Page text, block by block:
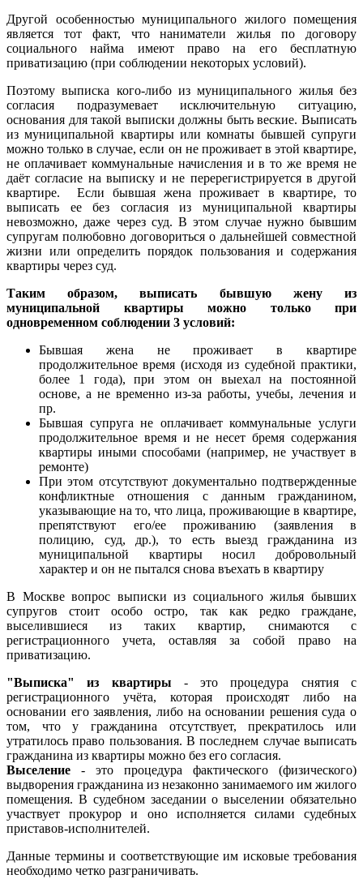
Другой особенностью муниципального жилого помещения
является тот факт, что наниматели жилья по договору
социального найма имеют право на его бесплатную
приватизацию (при соблюдении некоторых условий).
Поэтому выписка кого-либо из муниципального жилья без
согласия подразумевает исключительную ситуацию,
основания для такой выписки должны быть веские. Выписать
из муниципальной квартиры или комнаты бывшей супруги
можно только в случае, если он не проживает в этой квартире,
не оплачивает коммунальные начисления и в то же время не
даёт согласие на выписку и не перерегистрируется в другой
квартире. Если бывшая жена проживает в квартире, то
выписать ее без согласия из муниципальной квартиры
невозможно, даже через суд. В этом случае нужно бывшим
супругам полюбовно договориться о дальнейшей совместной
жизни или определить порядок пользования и содержания
квартиры через суд.
Таким образом, выписать бывшую жену из
муниципальной квартиры можно только при
одновременном соблюдении 3 условий:
Бывшая жена не проживает в квартире
продолжительное время (исходя из судебной практики,
более 1 года), при этом он выехал на постоянной
основе, а не временно из-за работы, учебы, лечения и
пр.
Бывшая супруга не оплачивает коммунальные услуги
продолжительное время и не несет бремя содержания
квартиры иными способами (например, не участвует в
ремонте)
При этом отсутствуют документально подтвержденные
конфликтные отношения с данным гражданином,
указывающие на то, что лица, проживающие в квартире,
препятствуют его/ее проживанию (заявления в
полицию, суд, др.), то есть выезд гражданина из
муниципальной квартиры носил добровольный
характер и он не пытался снова въехать в квартиру
В Москве вопрос выписки из социального жилья бывших
супругов стоит особо остро, так как редко граждане,
выселившиеся из таких квартир, снимаются с
регистрационного учета, оставляя за собой право на
приватизацию.
"Выписка" из квартиры - это процедура снятия с
регистрационного учёта, которая происходят либо на
основании его заявления, либо на основании решения суда о
том, что у гражданина отсутствует, прекратилось или
утратилось право пользования. В последнем случае выписать
гражданина из квартиры можно без его согласия.
Выселение - это процедура фактического (физического)
выдворения гражданина из незаконно занимаемого им жилого
помещения. В судебном заседании о выселении обязательно
участвует прокурор и оно исполняется силами судебных
приставов-исполнителей.
Данные термины и соответствующие им исковые требования
необходимо четко разграничивать.